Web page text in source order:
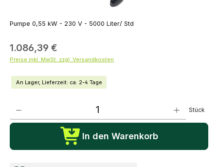
Pumpe 0,55 kW - 230 V - 5000 Liter/ Std
1.086,39 €
Preise inkl. MwSt. zzgl. Versandkosten
An Lager, Lieferzeit: ca. 2-4 Tage
Stück
In den Warenkorb